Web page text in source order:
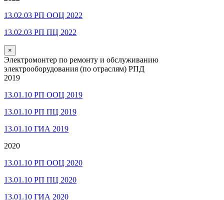
13.02.03 РП ООЦ 2022
13.02.03 РП ПЦ 2022
×
Электромонтер по ремонту и обслуживанию
электрооборудования (по отраслям) РПД
2019
13.01.10 РП ООЦ 2019
13.01.10 РП ПЦ 2019
13.01.10 ГИА 2019
2020
13.01.10 РП ООЦ 2020
13.01.10 РП ПЦ 2020
13.01.10 ГИА 2020